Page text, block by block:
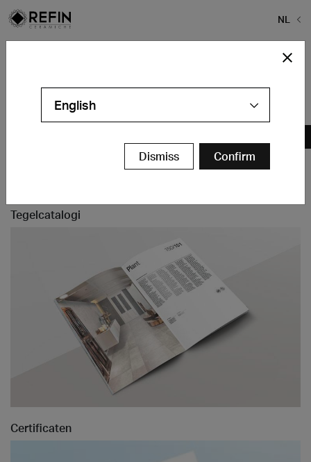
NL
NL-effetto-cemento
Tegelcatalogi
Certificaten
English
Dismiss Confirm